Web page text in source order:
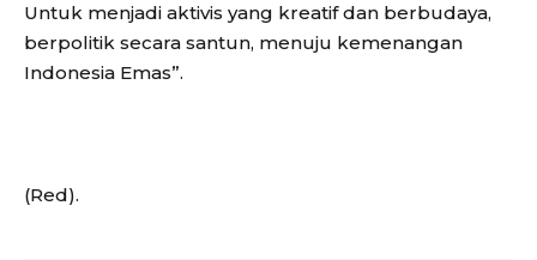
Untuk menjadi aktivis yang kreatif dan berbudaya,
berpolitik secara santun, menuju kemenangan
Indonesia Emas”.
(Red).